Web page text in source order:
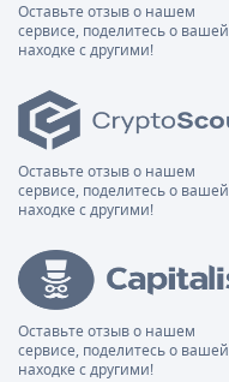
Оставьте отзыв о нашем
сервисе, поделитесь о вашей
находке с другими!
Оставьте отзыв о нашем
сервисе, поделитесь о вашей
находке с другими!
Оставьте отзыв о нашем
сервисе, поделитесь о вашей
находке с другими!